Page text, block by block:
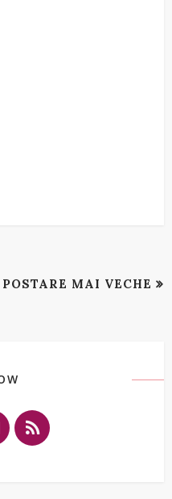
POSTARE MAI VECHE